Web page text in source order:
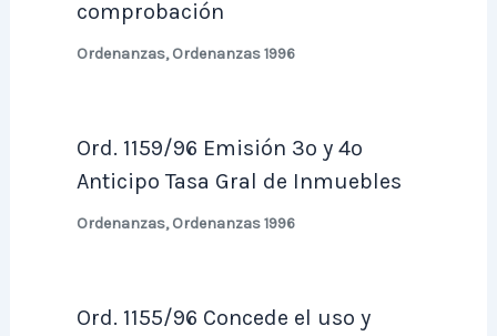
comprobación
Ordenanzas,Ordenanzas 1996
Ord. 1159/96 Emisión 3º y 4º
Anticipo Tasa Gral de Inmuebles
Ordenanzas,Ordenanzas 1996
Ord. 1155/96 Concede el uso y